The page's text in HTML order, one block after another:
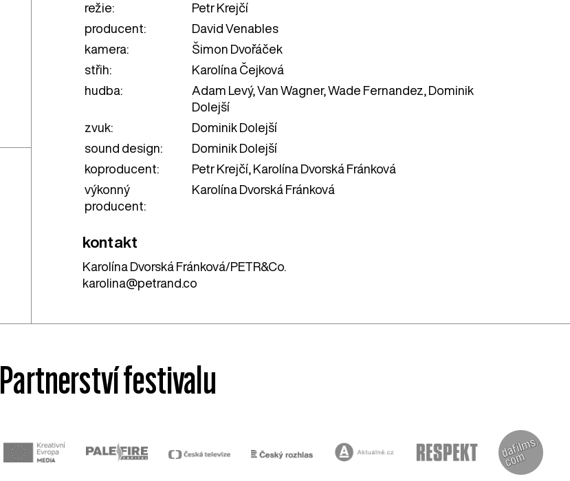
režie:
Petr Krejčí
producent:
David Venables
kamera:
Šimon Dvořáček
střih:
Karolína Čejková
hudba:
Adam Levý, Van Wagner, Wade Fernandez, Dominik
Dolejší
zvuk:
Dominik Dolejší
sound design:
Dominik Dolejší
koproducent:
Petr Krejčí, Karolína Dvorská Fránková
výkonný
producent:
Karolína Dvorská Fránková
kontakt
Karolína Dvorská Fránková/PETR&Co.
karolina@petrand.co
Partnerství festivalu